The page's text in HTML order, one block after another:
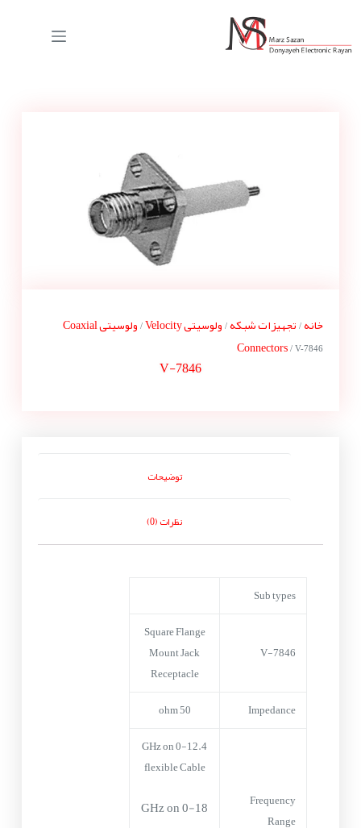
خانه/ تجهیزات شبکه/ ولوسیتی Velocity /
ولوسیتی Coaxial
Connectors / V-7846
V-7846
توضیحات
نظرات (0)
Sub types
V-7846
Square Flange
Mount Jack
Receptacle
Impedance
50 ohm
Frequency
Range
0-12.4 GHz on
flexible Cable
0-18 GHz on